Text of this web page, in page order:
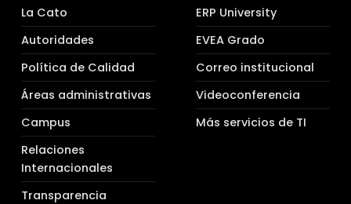
La Cato
Autoridades
Política de Calidad
Áreas administrativas
Campus
Relaciones
Internacionales
Transparencia
ERP University
EVEA Grado
Correo institucional
Videoconferencia
Más servicios de TI